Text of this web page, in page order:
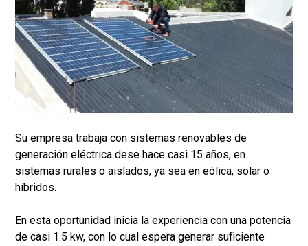
Su empresa trabaja con sistemas renovables de
generación eléctrica dese hace casi 15 años, en
sistemas rurales o aislados, ya sea en eólica, solar o
híbridos.
En esta oportunidad inicia la experiencia con una potencia
de casi 1.5 kw, con lo cual espera generar suficiente